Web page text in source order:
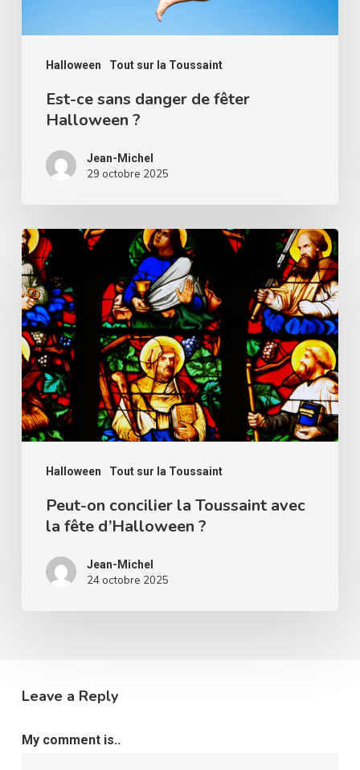
Halloween Tout sur la Toussaint
Est-ce sans danger de fêter
Halloween ?
Jean-Michel
29 octobre 2025
Halloween Tout sur la Toussaint
Peut-
on
concilier
la
Toussaint
avec
la
fête
d’Halloween
Peut-on concilier la Toussaint avec
la fête d’Halloween ?
Jean-Michel
24 octobre 2025
Leave a Reply
My comment is..